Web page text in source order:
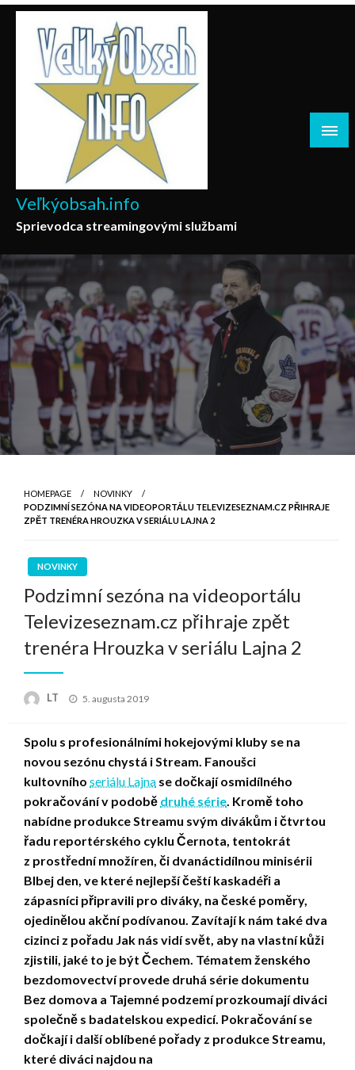
Skip
content
Veľkýobsah.info
Sprievodca streamingovými službami
HOMEPAGE
NOVINKY
PODZIMNÍ SEZÓNA NA VIDEOPORTÁLU TELEVIZESEZNAM.CZ PŘIHRAJE
ZPĚT TRENÉRA HROUZKA V SERIÁLU LAJNA 2
NOVINKY
Podzimní sezóna na videoportálu
Televizeseznam.cz přihraje zpět
trenéra Hrouzka v seriálu Lajna 2
LT
Posted
5. augusta 2019
Spolu s profesionálními hokejovými kluby se na
novou sezónu chystá i Stream. Fanoušci
kultovního seriálu Lajna se dočkají osmidílného
pokračování v podobě druhé série. Kromě toho
nabídne produkce Streamu svým divákům i čtvrtou
řadu reportérského cyklu Černota, tentokrát
z prostřední množíren, či dvanáctidílnou minisérii
Blbej den, ve které nejlepší čeští kaskadéři a
zápasníci připravili pro diváky, na české poměry,
ojedinělou akční podívanou. Zavítají k nám také dva
cizinci z pořadu Jak nás vidí svět, aby na vlastní kůži
zjistili, jaké to je být Čechem. Tématem ženského
bezdomovectví provede druhá série dokumentu
Bez domova a Tajemné podzemí prozkoumají diváci
společně s badatelskou expedicí. Pokračování se
dočkají i další oblíbené pořady z produkce Streamu,
které diváci najdou na